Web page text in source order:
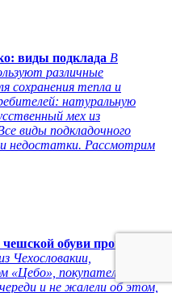
виды подклада В
различные
сохранения тепла и
натуральную
мех из
виды подкладочного
недостатки. Рассмотрим
обуви прошлого
Чехословакии,
«Цебо», покупатели
и не жалели об этом,